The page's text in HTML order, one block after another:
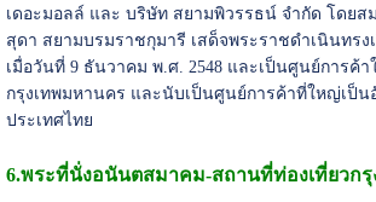
เดอะมอลล์ และ บริษัท สยามพิวรรธน์ จำกัด โดยส
สุดา สยามบรมราชกุมารี เสด็จพระราชดำเนินทรง
เมื่อวันที่ 9 ธันวาคม พ.ศ. 2548 และเป็นศูนย์การค้า
กรุงเทพมหานคร และนับเป็นศูนย์การค้าที่ใหญ่เป็น
ประเทศไทย
6.พระที่นั่งอนันตสมาคม-สถานที่ท่องเที่ยวกรุ